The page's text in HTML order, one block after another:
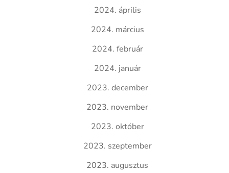
2024. április
2024. március
2024. február
2024. január
2023. december
2023. november
2023. október
2023. szeptember
2023. augusztus